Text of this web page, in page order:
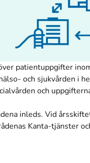
patientuppgifter
och sjukvården i
och
inleds. Vid
Kanta-tjänster